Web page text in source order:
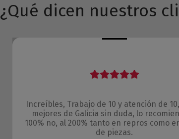
¿Qué dicen nuestros
Increíbles, Trabajo de 10 y atención de
mejores de Galicia sin duda, lo
100% no, al 200% tanto en repros como
de piezas.